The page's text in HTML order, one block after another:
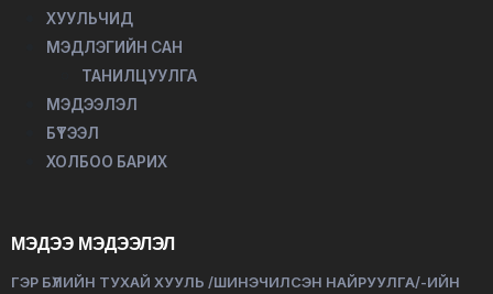
ХУУЛЬЧИД
МЭДЛЭГИЙН САН
ТАНИЛЦУУЛГА
МЭДЭЭЛЭЛ
БҮТЭЭЛ
ХОЛБОО БАРИХ
МЭДЭЭ МЭДЭЭЛЭЛ
ГЭР БҮЛИЙН ТУХАЙ ХУУЛЬ /ШИНЭЧИЛСЭН НАЙРУУЛГА/-ИЙН